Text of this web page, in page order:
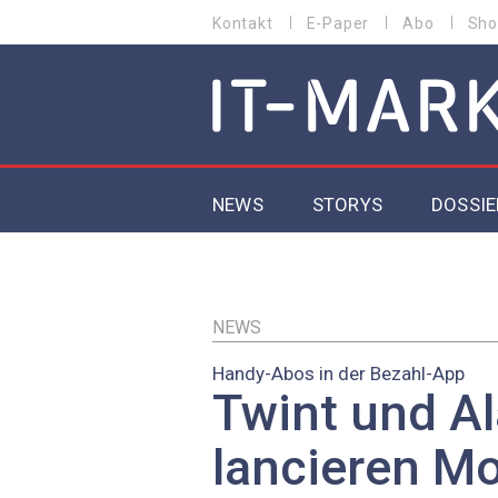
zum
MENU
Kontakt E-Paper Abo
MAIN NAVIGATION
NEWS STORYS
EU-
NEWS
Handy-Abos in der Bezahl-App
Twint und
lancieren